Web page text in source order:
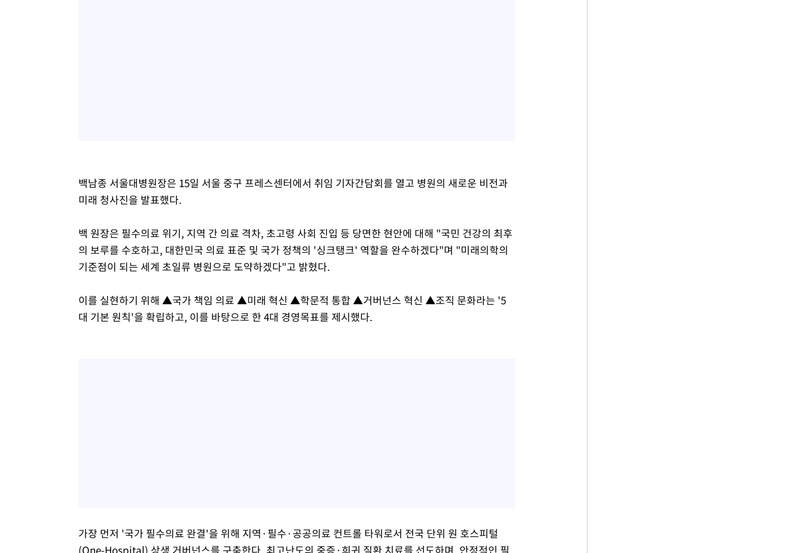
백남종 서울대병원장은 15일 서울 중구 프레스센터에서 취임 기자간담회를 열고 병원의 새로운 비전과
미래 청사진을 발표했다.
백 원장은 필수의료 위기, 지역 간 의료 격차, 초고령 사회 진입 등 당면한 현안에 대해 "국민 건강의 최후
의 보루를 수호하고, 대한민국 의료 표준 및 국가 정책의 '싱크탱크' 역할을 완수하겠다"며 "미래의학의
기준점이 되는 세계 초일류 병원으로 도약하겠다"고 밝혔다.
이를 실현하기 위해 ▲국가 책임 의료 ▲미래 혁신 ▲학문적 통합 ▲거버넌스 혁신 ▲조직 문화라는 '5
대 기본 원칙'을 확립하고, 이를 바탕으로 한 4대 경영목표를 제시했다.
가장 먼저 '국가 필수의료 완결'을 위해 지역·필수·공공의료 컨트롤 타워로서 전국 단위 원 호스피털
(One-Hospital) 상생 거버넌스를 구축한다. 최고난도의 중증·희귀 질환 치료를 선도하며, 안정적인 필